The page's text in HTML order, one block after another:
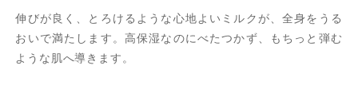
伸びが良く、とろけるような心地よいミルクが、全身をうる
おいで満たします。高保湿なのにべたつかず、もちっと弾む
ような肌へ導きます。